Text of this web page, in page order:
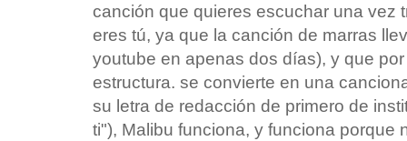
canción que quieres escuchar una vez
eres tú, ya que la canción de marras
youtube en apenas dos días), y que
estructura. se convierte en una
su letra de redacción de primero de
ti"), Malibu funciona, y funciona porque